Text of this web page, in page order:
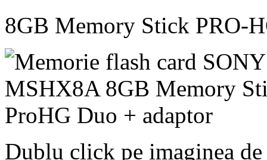
8GB Memory Stick PRO-
Dublu click pe imaginea de